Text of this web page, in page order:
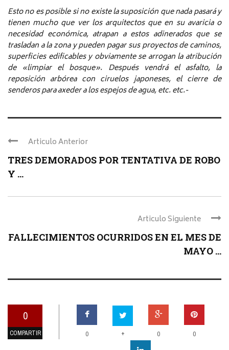
Esto no es posible si no existe la suposición que nada pasará y
tienen mucho que ver los arquitectos que en su avaricia o
necesidad económica, atrapan a estos adinerados que se
trasladan a la zona y pueden pagar sus proyectos de caminos,
superficies edificables y obviamente se arrogan la atribución
de «limpiar el bosque». Después vendrá el asfalto, la
reposición arbórea con ciruelos japoneses, el cierre de
senderos para axeder a los espejos de agua, etc. etc.-
Articulo Anterior
TRES DEMORADOS POR TENTATIVA DE ROBO
Y ...
Articulo Siguiente
FALLECIMIENTOS OCURRIDOS EN EL MES DE
MAYO ...
0
COMPARTIR 0 + 0 0